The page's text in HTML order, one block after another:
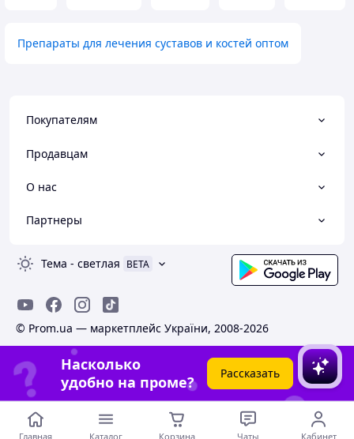
Препараты для лечения суставов и костей оптом
Покупателям
Продавцам
О нас
Партнеры
Тема - светлая BETA
© Prom.ua — маркетплейс України, 2008-2026
Насколько
удобно на проме?
Рассказать
Главная Каталог Корзина Чаты Кабинет